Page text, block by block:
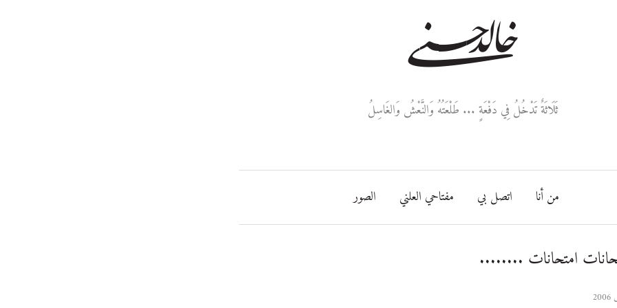
خالد حسني
ثَلَاثَةٌ تَدْخُلُ فِي دَفْعَةٍ ... طَلْعَتُهُ وَالنَّعْشُ وَالغَاسِلُ
من أنا اتصل بي مفتاحي العلني الصور
امتحانات ........